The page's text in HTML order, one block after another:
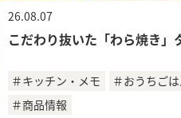
26.08.07
こだわり抜いた「わら焼き」
＃キッチン・メモ
＃おうちご
＃商品情報